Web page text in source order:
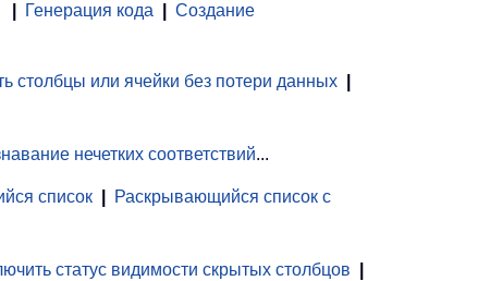
Генерация кода
Создание
столбцы или ячейки без потери данных
нечетких соответствий...
список
Раскрывающийся список с
статус видимости скрытых столбцов